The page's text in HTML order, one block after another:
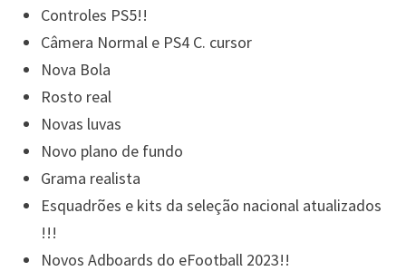
Controles PS5!!
Câmera Normal e PS4 C. cursor
Nova Bola
Rosto real
Novas luvas
Novo plano de fundo
Grama realista
Esquadrões e kits da seleção nacional atualizados
!!!
Novos Adboards do eFootball 2023!!